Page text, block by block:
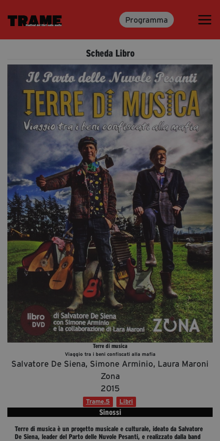
Programma
Trame.15
Libri
Media & Press
News & Kit
Accrediti Stampa
Cartella Stampa
Rassegna Stampa
Partecipa
Diventa Partner
Dona
Fondazione Trame
Chi Siamo
Civico Trame
#Trameascuola
Mostra 3D - Visioni Civiche
Contatti
Scheda Libro
Sinossi
Terre di musica è un progetto musicale e culturale, ideato da Salvatore
De Siena, leader del Parto delle Nuvole Pesanti, e realizzato dalla band
Terre di musica
Viaggio tra i beni confiscati alla mafia
Salvatore De Siena, Simone Arminio, Laura Maroni
Zona
2015
Trame.5 Libri